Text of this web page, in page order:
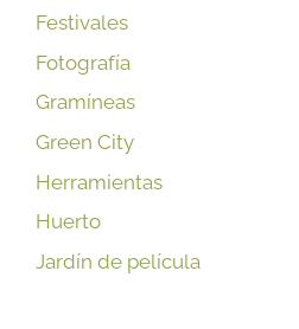
Festivales
Fotografía
Gramíneas
Green City
Herramientas
Huerto
Jardín de película